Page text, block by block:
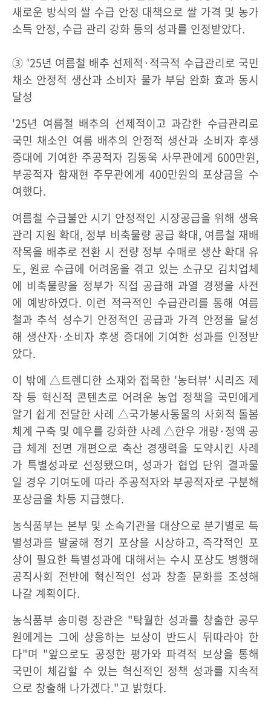
새로운 방식의 쌀 수급 안정 대책으로 쌀 가격 및 농가
소득 안정, 수급 관리 강화 등의 성과를 인정받았다.
③ '25년 여름철 배추 선제적·적극적 수급관리로 국민
채소 안정적 생산과 소비자 물가 부담 완화 효과 동시
달성
'25년 여름철 배추의 선제적이고 과감한 수급관리로
국민 채소인 여름 배추의 안정적 생산과 소비자 후생
증대에 기여한 주공적자 김동욱 사무관에게 600만원,
부공적자 함재현 주무관에게 400만원의 포상금을 수
여했다.
여름철 수급불안 시기 안정적인 시장공급을 위해 생육
관리 지원 확대, 정부 비축물량 공급 확대, 여름철 재배
작목을 배추로 전환 시 전량 정부 수매로 생산 확대 유
도, 원료 수급에 어려움을 겪고 있는 소규모 김치업체
에 비축물량을 정부가 직접 공급해 과열 경쟁을 사전
에 예방하였다. 이런 적극적인 수급관리를 통해 여름
철과 추석 성수기 안정적인 공급과 가격 안정을 달성
해 생산자·소비자 후생 증대에 기여한 성과를 인정받
았다.
이 밖에 △트렌디한 소재와 접목한 '농터뷰' 시리즈 제
작 등 혁신적 콘텐츠로 어려운 농업 정책을 국민에게
알기 쉽게 전달한 사례 △국가봉사동물의 사회적 돌봄
체계 구축 및 예우를 강화한 사례 △한우 개량·정액 공
급 체계 전면 개편으로 축산 경쟁력을 도약시킨 사례
가 특별성과로 선정됐으며, 성과가 협업 단위 결과물
일 경우 기여도에 따라 주공적자와 부공적자로 구분해
포상금을 차등 지급했다.
농식품부는 본부 및 소속기관을 대상으로 분기별로 특
별성과를 발굴해 정기 포상을 시상하고, 즉각적인 포
상이 필요한 특별성과에 대해서는 수시 포상도 병행해
공직사회 전반에 혁신적인 성과 창출 문화를 조성해
나갈 계획이다.
농식품부 송미령 장관은 "탁월한 성과를 창출한 공무
원에게는 그에 상응하는 보상이 반드시 뒤따라야 한
다"며 "앞으로도 공정한 평가와 파격적 보상을 통해
국민이 체감할 수 있는 혁신적인 정책 성과를 지속적
으로 창출해 나가겠다."고 밝혔다.